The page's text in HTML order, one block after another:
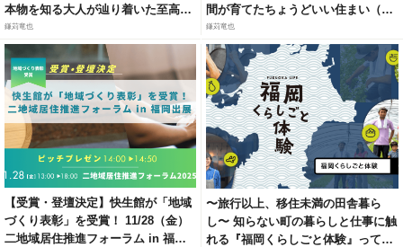
本物を知る大人が辿り着いた至高の
リトリート（福岡市城南区梅林）
鎌苅竜也
間が育てたちょうどいい住まい（福
岡市東区和白6）
鎌苅竜也
【受賞・登壇決定】快生館が「地域
づくり表彰」を受賞！ 11/28（金）
二地域居住推進フォーラム in 福岡
〜旅行以上、移住未満の田舎暮ら
し〜 知らない町の暮らしと仕事に触
れる『福岡くらしごと体験』って知